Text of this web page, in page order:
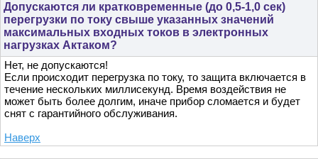
Допускаются ли кратковременные (до 0,5-1,0 сек)
перегрузки по току свыше указанных значений
максимальных входных токов в электронных
нагрузках Актаком?
Нет, не допускаются!
Если происходит перегрузка по току, то защита включается в
течение нескольких миллисекунд. Время воздействия не
может быть более долгим, иначе прибор сломается и будет
снят с гарантийного обслуживания.
Наверх